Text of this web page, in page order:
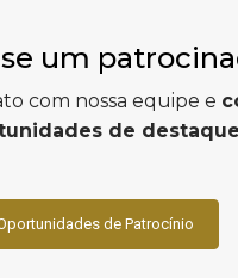
um
com nossa equipe e
de
de Patrocínio